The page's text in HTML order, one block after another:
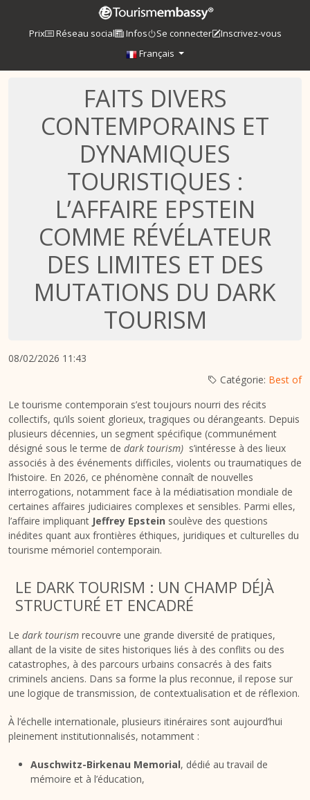
Prix Réseau social Infos Se connecter
Inscrivez-vous
Français
FAITS DIVERS
CONTEMPORAINS ET
DYNAMIQUES
TOURISTIQUES :
L’AFFAIRE EPSTEIN
COMME RÉVÉLATEUR
DES LIMITES ET DES
MUTATIONS DU DARK
TOURISM
08/02/2026 11:43
Catégorie: Best of
Le tourisme contemporain s’est toujours nourri des récits
collectifs, qu’ils soient glorieux, tragiques ou dérangeants. Depuis
plusieurs décennies, un segment spécifique (communément
désigné sous le terme de dark tourism) s’intéresse à des lieux
associés à des événements difficiles, violents ou traumatiques de
l’histoire. En 2026, ce phénomène connaît de nouvelles
interrogations, notamment face à la médiatisation mondiale de
certaines affaires judiciaires complexes et sensibles. Parmi elles,
l’affaire impliquant Jeffrey Epstein soulève des questions
inédites quant aux frontières éthiques, juridiques et culturelles du
tourisme mémoriel contemporain.
LE DARK TOURISM : UN CHAMP DÉJÀ
STRUCTURÉ ET ENCADRÉ
Le dark tourism recouvre une grande diversité de pratiques,
allant de la visite de sites historiques liés à des conflits ou des
catastrophes, à des parcours urbains consacrés à des faits
criminels anciens. Dans sa forme la plus reconnue, il repose sur
une logique de transmission, de contextualisation et de réflexion.
À l’échelle internationale, plusieurs itinéraires sont aujourd’hui
pleinement institutionnalisés, notamment :
Auschwitz-Birkenau Memorial, dédié au travail de
mémoire et à l’éducation,